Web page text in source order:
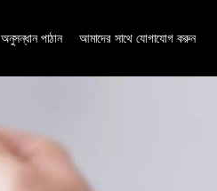
অনুসন্ধান পাঠান আমাদের সাথে যোগাযোগ করুন